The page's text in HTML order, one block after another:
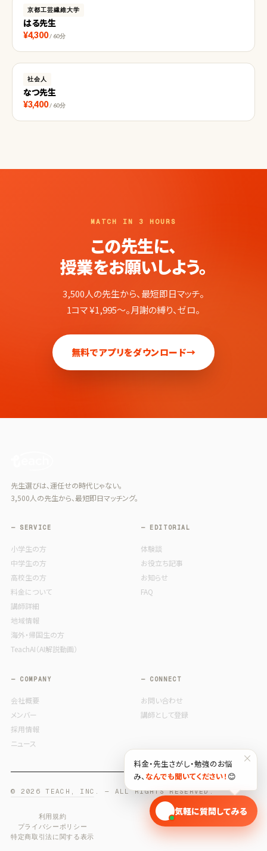
京都工芸繊維大学
はる先生
¥4,300 / 60分
社会人
なつ先生
¥3,400 / 60分
MATCH IN 3 HOURS
この先生に、
授業をお願いしよう。
3,500人の先生から、最短即日マッチ。
1コマ ¥1,995〜。月謝の縛り、ゼロ。
無料でアプリをダウンロード→
先生選びは、運任せの時代じゃない。
3,500人の先生から、最短即日マッチング。
— SERVICE
小学生の方
中学生の方
高校生の方
料金について
講師詳細
地域情報
海外・帰国生の方
TeachAI（AI解説動画）
— EDITORIAL
体験談
お役立ち記事
お知らせ
FAQ
— COMPANY
会社概要
メンバー
採用情報
ニュース
— CONNECT
お問い合わせ
講師として登録
© 2026 TEACH, INC. — ALL RIGHTS RESERVED.
利用規約
プライバシーポリシー
特定商取引法に関する表示
×
料金・先生さがし・勉強のお悩
み、 なんでも聞いてください！ 😊
🎓 気軽に質問してみる